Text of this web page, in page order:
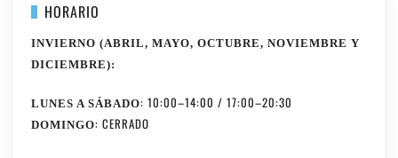
HORARIO
INVIERNO (ABRIL, MAYO, OCTUBRE, NOVIEMBRE Y
DICIEMBRE):
LUNES A SÁBADO: 10:00–14:00 / 17:00–20:30
DOMINGO: CERRADO